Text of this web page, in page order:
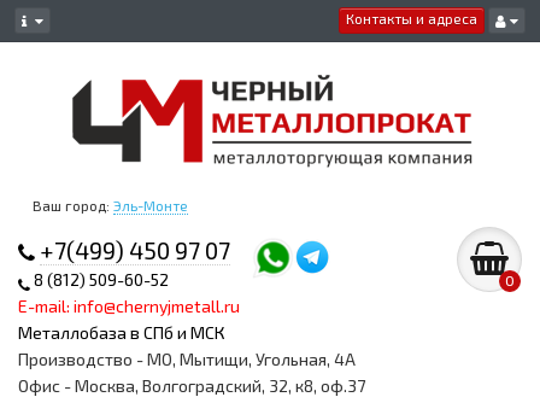
Контакты и адреса
Ваш город: Эль-Монте
+7(499) 450 97 07
8 (812) 509-60-52
E-mail: info@chernyjmetall.ru
Металлобаза в СПб и МСК
0
Производство - МО, Мытищи, Угольная, 4А
Офис - Москва, Волгоградский, 32, к8, оф.37